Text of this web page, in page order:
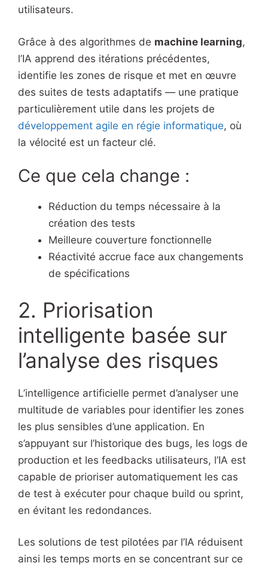
utilisateurs.
Grâce à des algorithmes de machine learning,
l’IA apprend des itérations précédentes,
identifie les zones de risque et met en œuvre
des suites de tests adaptatifs — une pratique
particulièrement utile dans les projets de
développement agile en régie informatique, où
la vélocité est un facteur clé.
Ce que cela change :
Réduction du temps nécessaire à la
création des tests
Meilleure couverture fonctionnelle
Réactivité accrue face aux changements
de spécifications
2. Priorisation
intelligente basée sur
l’analyse des risques
L’intelligence artificielle permet d’analyser une
multitude de variables pour identifier les zones
les plus sensibles d’une application. En
s’appuyant sur l’historique des bugs, les logs de
production et les feedbacks utilisateurs, l’IA est
capable de prioriser automatiquement les cas
de test à exécuter pour chaque build ou sprint,
en évitant les redondances.
Les solutions de test pilotées par l’IA réduisent
ainsi les temps morts en se concentrant sur ce